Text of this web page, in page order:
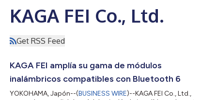
KAGA FEI Co., Ltd.
Get RSS Feed
KAGA FEI amplía su gama de módulos
inalámbricos compatibles con Bluetooth 6
YOKOHAMA, Japón--(BUSINESS WIRE)--KAGA FEI Co., Ltd.,